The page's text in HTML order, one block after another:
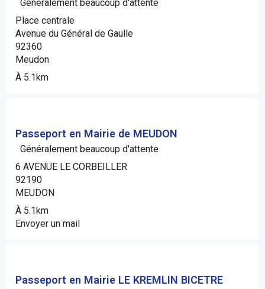
Généralement beaucoup d'attente
Place centrale
Avenue du Général de Gaulle
92360
Meudon
À 5.1km
Passeport en Mairie de MEUDON
Généralement beaucoup d'attente
6 AVENUE LE CORBEILLER
92190
MEUDON
À 5.1km
Envoyer un mail
Passeport en Mairie LE KREMLIN BICETRE